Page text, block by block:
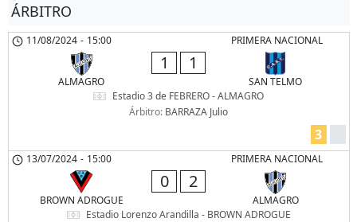
ÁRBITRO
PRIMERA NACIONAL
11/08/2024 - 15:00
ALMAGRO
1 1
SAN TELMO
Estadio 3 de FEBRERO - ALMAGRO
Árbitro: BARRAZA Julio
3
PRIMERA NACIONAL
13/07/2024 - 15:00
BROWN ADROGUE
0 2
ALMAGRO
Estadio Lorenzo Arandilla - BROWN ADROGUE